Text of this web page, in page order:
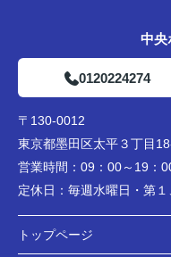
中央
0120224274
〒130-0012
東京都墨田区太平３丁目
営業時間： 09：00～19：
定休日： 毎週水曜日・第
トップページ